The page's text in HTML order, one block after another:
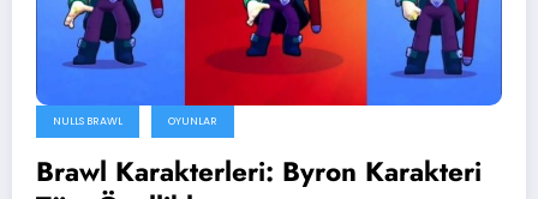
NULLS BRAWL OYUNLAR
Brawl Karakterleri: Byron Karakteri